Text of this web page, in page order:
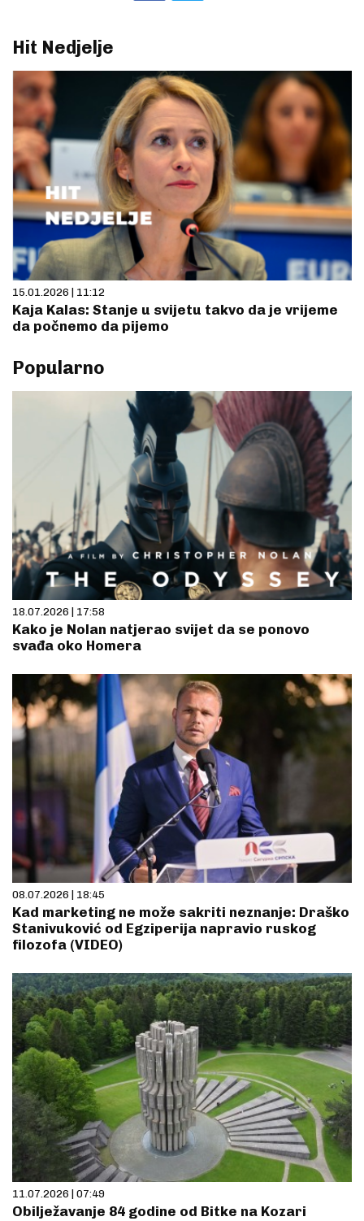
Hit Nedjelje
15.01.2026 | 11:12
Kaja Kalas: Stanje u svijetu takvo da je vrijeme
da počnemo da pijemo
Popularno
18.07.2026 | 17:58
Kako je Nolan natjerao svijet da se ponovo
svađa oko Homera
08.07.2026 | 18:45
Kad marketing ne može sakriti neznanje: Draško
Stanivuković od Egziperija napravio ruskog
filozofa (VIDEO)
11.07.2026 | 07:49
Obilježavanje 84 godine od Bitke na Kozari